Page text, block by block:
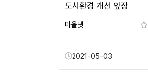
도시환경 개선 앞장
마을넷
2021-05-03